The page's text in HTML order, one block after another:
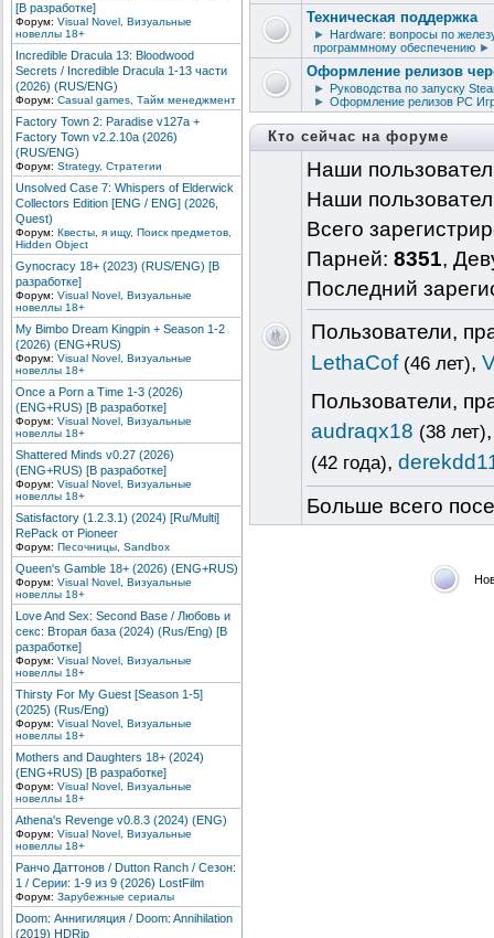
[В разработке]
Форум: Visual Novel, Визуальные
новеллы 18+
Incredible Dracula 13: Bloodwood
Secrets / Incredible Dracula 1-13 части
(2026) (RUS/ENG)
Форум: Сasual games, Тайм менеджмент
Factory Town 2: Paradise v127a +
Factory Town v2.2.10a (2026)
(RUS/ENG)
Форум: Strategy, Стратегии
Unsolved Case 7: Whispers of Elderwick
Collectors Edition [ENG / ENG] (2026,
Quest)
Форум: Квесты, я ищу, Поиск предметов,
Hidden Object
Gynocracy 18+ (2023) (RUS/ENG) [В
разработке]
Форум: Visual Novel, Визуальные
новеллы 18+
My Bimbo Dream Kingpin + Season 1-2
(2026) (ENG+RUS)
Форум: Visual Novel, Визуальные
новеллы 18+
Once a Porn a Time 1-3 (2026)
(ENG+RUS) [В разработке]
Форум: Visual Novel, Визуальные
новеллы 18+
Shattered Minds v0.27 (2026)
(ENG+RUS) [В разработке]
Форум: Visual Novel, Визуальные
новеллы 18+
Satisfactory (1.2.3.1) (2024) [Ru/Multi]
RePack от Pioneer
Форум: Песочницы, Sandbox
Queen's Gamble 18+ (2026) (ENG+RUS)
Форум: Visual Novel, Визуальные
новеллы 18+
Love And Sex: Second Base / Любовь и
секс: Вторая база (2024) (Rus/Eng) [В
разработке]
Форум: Visual Novel, Визуальные
новеллы 18+
Thirsty For My Guest [Season 1-5]
(2025) (Rus/Eng)
Форум: Visual Novel, Визуальные
новеллы 18+
Mothers and Daughters 18+ (2024)
(ENG+RUS) [В разработке]
Форум: Visual Novel, Визуальные
новеллы 18+
Athena's Revenge v0.8.3 (2024) (ENG)
Форум: Visual Novel, Визуальные
новеллы 18+
Ранчо Даттонов / Dutton Ranch / Сезон:
1 / Серии: 1-9 из 9 (2026) LostFilm
Форум: Зарубежные сериалы
Doom: Аннигиляция / Doom: Annihilation
(2019) HDRip
Техническая поддержка
► Hardware: вопросы по
программному обеспечению ►
Оформление релизов
► Руководства по запуску
► Оформление релизов PC
Кто сейчас на форуме
Наши
Наши
Всего
Парней: 8351,
Последний
Пользователи,
LethaCof (46 лет),
Пользователи,
audraqx18 (38 лет)
(42 года),
Больше всего